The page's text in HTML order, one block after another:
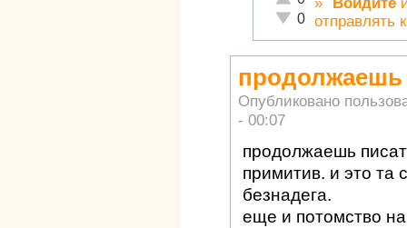
Неадекватно!
0 отправлять
продолжаешь
Опубликовано
- 00:07
продолжаешь
примитив. и это та
безнадега.
еще и потомство